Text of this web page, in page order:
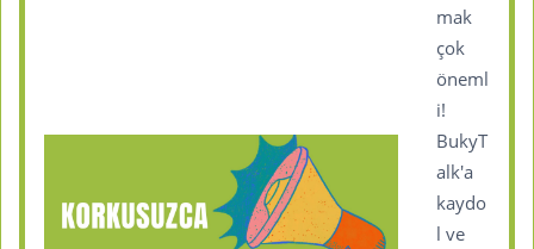
mak
çok
öneml
i!
BukyT
alk'a
kaydo
l ve